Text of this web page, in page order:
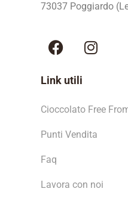
73037 Poggiardo
Link utili
Cioccolato Free
Punti Vendita
Faq
Lavora con noi